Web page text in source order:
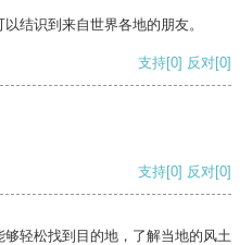
结识到来自世界各地的朋友。
支持[0] 反对[0]
支持[0] 反对[0]
轻松找到目的地，了解当地的风土